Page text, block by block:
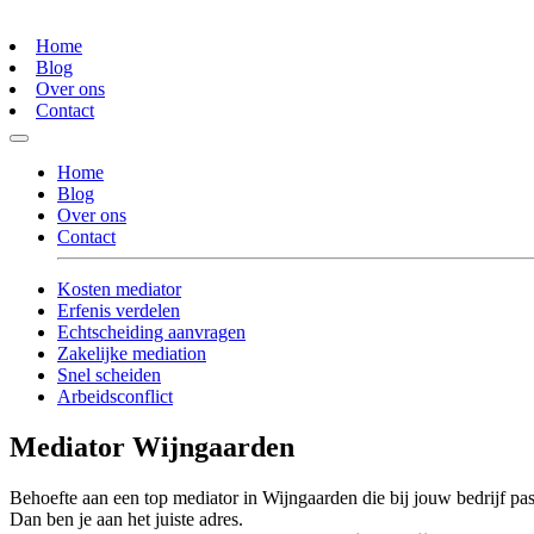
Home
Blog
Over ons
Contact
Home
Blog
Over ons
Contact
Kosten mediator
Erfenis verdelen
Echtscheiding aanvragen
Zakelijke mediation
Snel scheiden
Arbeidsconflict
Mediator Wijngaarden
Behoefte aan een top mediator in Wijngaarden die bij jouw bedrijf
Dan ben je aan het juiste adres.